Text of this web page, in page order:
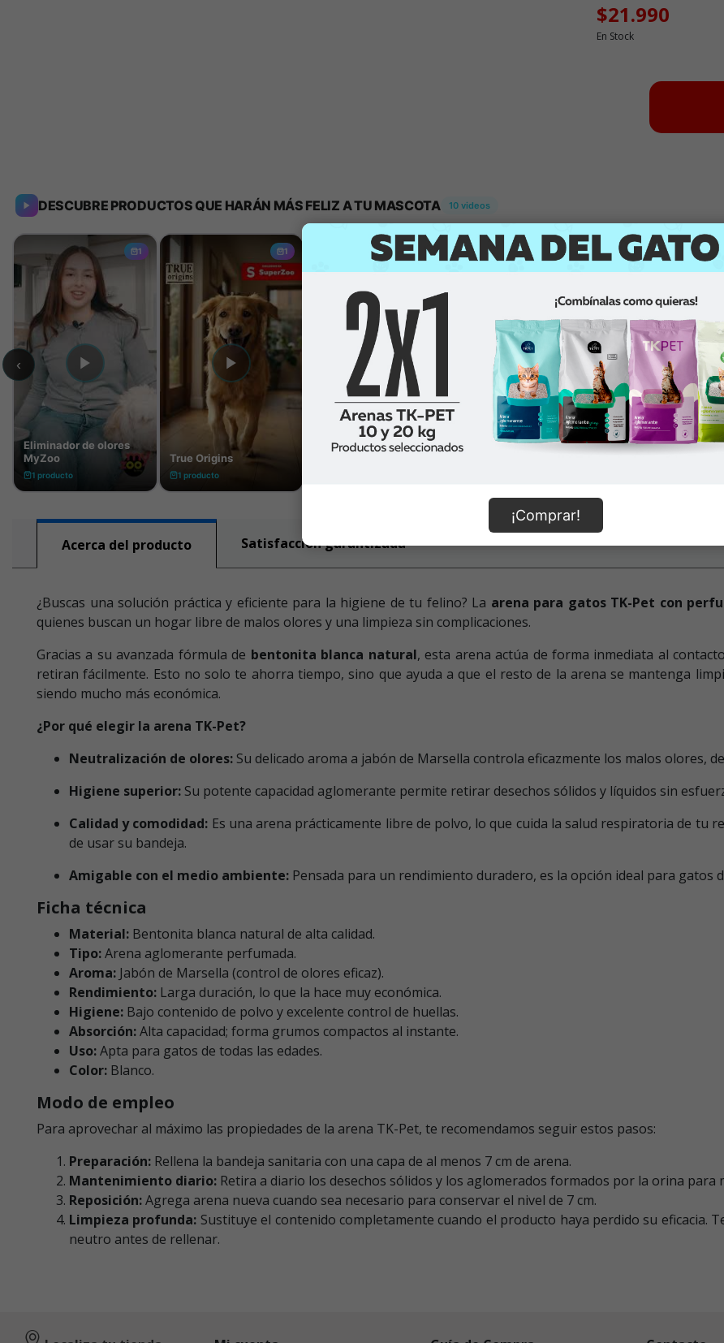
$21.990
En Stock
Acerca del producto Satisfacción garantizada
¿Buscas una solución práctica y eficiente para la higiene de tu felino? La arena para gatos TK-Pet con
quienes buscan un hogar libre de malos olores y una limpieza sin complicaciones.
Gracias a su avanzada fórmula de bentonita blanca natural, esta arena actúa de forma inmediata al
retiran fácilmente. Esto no solo te ahorra tiempo, sino que ayuda a que el resto de la arena se mantenga
siendo mucho más económica.
¿Por qué elegir la arena TK-Pet?
Neutralización de olores: Su delicado aroma a jabón de Marsella controla eficazmente los malos olores,
Higiene superior: Su potente capacidad aglomerante permite retirar desechos sólidos y líquidos sin
Calidad y comodidad: Es una arena prácticamente libre de polvo, lo que cuida la salud respiratoria de tu
de usar su bandeja.
Amigable con el medio ambiente: Pensada para un rendimiento duradero, es la opción ideal para gatos
Ficha técnica
Material: Bentonita blanca natural de alta calidad.
Tipo:Arena aglomerante perfumada.
Aroma: Jabón de Marsella (control de olores eficaz).
Rendimiento: Larga duración, lo que la hace muy económica.
Higiene: Bajo contenido de polvo y excelente control de huellas.
Absorción:Alta capacidad; forma grumos compactos al instante.
Uso:Apta para gatos de todas las edades.
Color: Blanco.
Modo de empleo
Para aprovechar al máximo las propiedades de la arena TK-Pet, te recomendamos seguir estos pasos:
Preparación: Rellena la bandeja sanitaria con una capa de al menos 7 cm de arena.
Mantenimiento diario: Retira a diario los desechos sólidos y los aglomerados formados por la orina
Reposición:Agrega arena nueva cuando sea necesario para conservar el nivel de 7 cm.
Limpieza profunda: Sustituye el contenido completamente cuando el producto haya perdido su eficacia.
neutro antes de rellenar.
¡Comprar!